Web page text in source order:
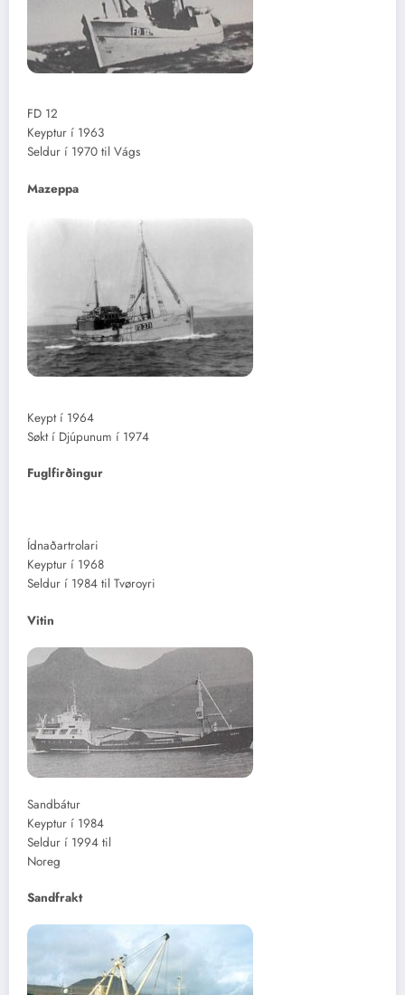
FD 12
Keyptur í 1963
Seldur í 1970 til Vágs
Mazeppa
Keypt í 1964
Søkt í Djúpunum í 1974
Fuglfirðingur
Ídnaðartrolari
Keyptur í 1968
Seldur í 1984 til Tvøroyri
Vitin
Sandbátur
Keyptur í 1984
Seldur í 1994 til
Noreg
Sandfrakt